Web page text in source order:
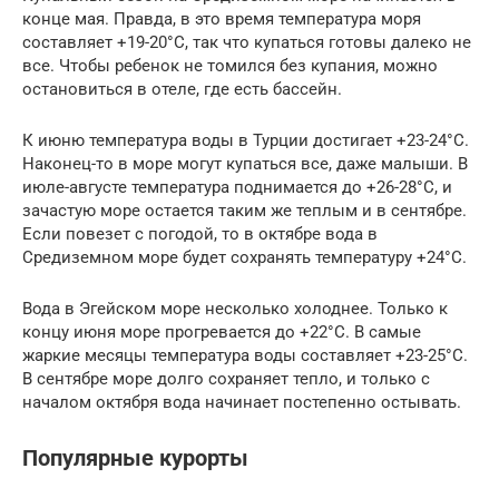
конце мая. Правда, в это время температура моря
составляет +19-20°С, так что купаться готовы далеко не
все. Чтобы ребенок не томился без купания, можно
остановиться в отеле, где есть бассейн.
К июню температура воды в Турции достигает +23-24°C.
Наконец-то в море могут купаться все, даже малыши. В
июле-августе температура поднимается до +26-28°C, и
зачастую море остается таким же теплым и в сентябре.
Если повезет с погодой, то в октябре вода в
Средиземном море будет сохранять температуру +24°C.
Вода в Эгейском море несколько холоднее. Только к
концу июня море прогревается до +22°С. В самые
жаркие месяцы температура воды составляет +23-25°С.
В сентябре море долго сохраняет тепло, и только с
началом октября вода начинает постепенно остывать.
Популярные курорты